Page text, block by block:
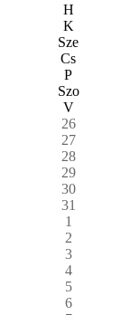
H
K
Sze
Cs
P
Szo
V
26
27
28
29
30
31
1
2
3
4
5
6